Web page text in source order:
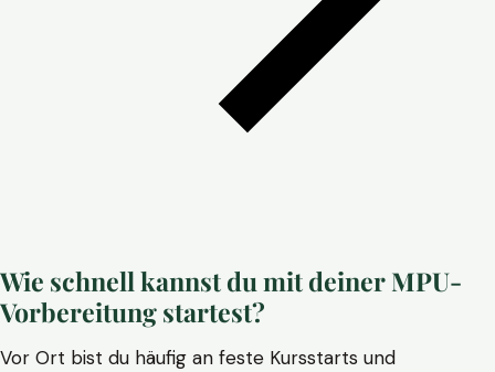
Wie schnell kannst du mit deiner MPU-
Vorbereitung startest?
Vor Ort bist du häufig an feste Kursstarts und